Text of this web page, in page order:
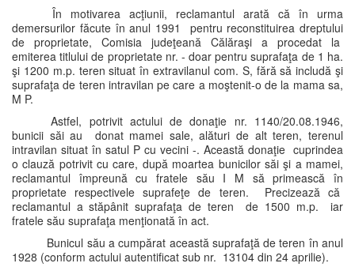
În motivarea acţiunii, reclamantul arată că în urma
demersurilor făcute în anul 1991 pentru reconstituirea dreptului
de proprietate, Comisia judeţeană Călăraşi a procedat la
emiterea titlului de proprietate nr. - doar pentru suprafaţa de 1 ha.
şi 1200 m.p. teren situat în extravilanul com. S, fără să includă şi
suprafaţa de teren intravilan pe care a moştenit-o de la mama sa,
M P.
Astfel, potrivit actului de donaţie nr. 1140/20.08.1946,
bunicii săi au donat mamei sale, alături de alt teren, terenul
intravilan situat în satul P cu vecini -. Această donaţie cuprindea
o clauză potrivit cu care, după moartea bunicilor săi şi a mamei,
reclamantul împreună cu fratele său I M să primească în
proprietate respectivele suprafeţe de teren. Precizează că
reclamantul a stăpânit suprafaţa de teren de 1500 m.p. iar
fratele său suprafaţa menţionată în act.
Bunicul său a cumpărat această suprafaţă de teren în anul
1928 (conform actului autentificat sub nr. 13104 din 24 aprilie).